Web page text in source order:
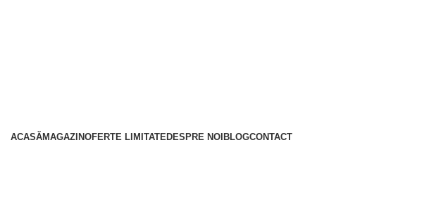
ACASĂMAGAZINOFERTE LIMITATEDESPRE NOI BLOGCONTACT